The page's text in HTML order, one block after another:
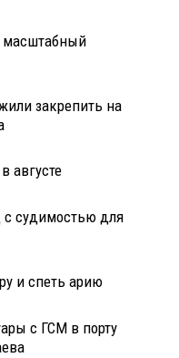
масштабный
закрепить на
августе
с судимостью для
и спеть арию
с ГСМ в порту